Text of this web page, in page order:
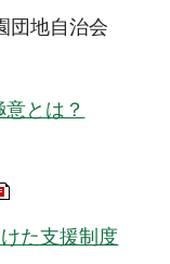
団地自治会
とは？
た支援制度